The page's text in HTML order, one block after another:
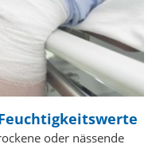
oder nässende